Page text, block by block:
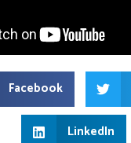
Facebook
LinkedIn